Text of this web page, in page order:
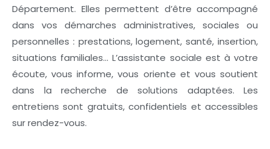
Département. Elles permettent d’être accompagné
dans vos démarches administratives, sociales ou
personnelles : prestations, logement, santé, insertion,
situations familiales… L’assistante sociale est à votre
écoute, vous informe, vous oriente et vous soutient
dans la recherche de solutions adaptées. Les
entretiens sont gratuits, confidentiels et accessibles
sur rendez-vous.